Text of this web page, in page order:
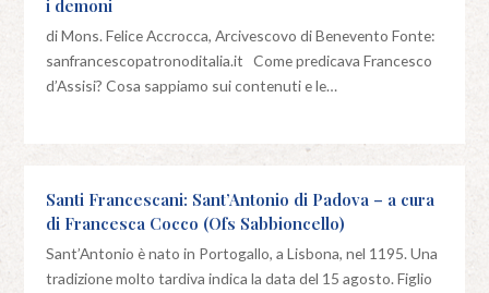
i demoni
di Mons. Felice Accrocca, Arcivescovo di Benevento Fonte:
sanfrancescopatronoditalia.it Come predicava Francesco
d’Assisi? Cosa sappiamo sui contenuti e le…
Santi Francescani: Sant’Antonio di Padova – a cura
di Francesca Cocco (Ofs Sabbioncello)
Sant’Antonio è nato in Portogallo, a Lisbona, nel 1195. Una
tradizione molto tardiva indica la data del 15 agosto. Figlio